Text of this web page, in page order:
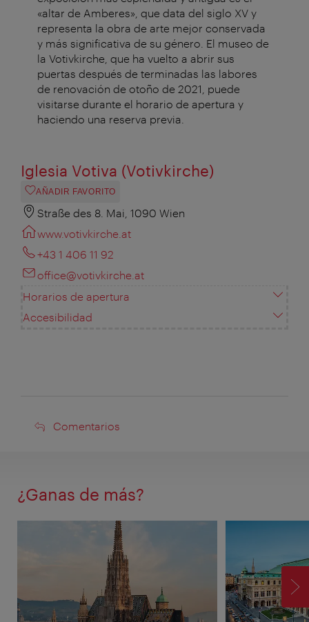
«altar de Amberes», que data del siglo XV y
representa la obra de arte mejor conservada
y más significativa de su género. El museo de
la Votivkirche , que ha vuelto a abrir sus
puertas después de terminadas las labores
de renovación de otoño de 2021, puede
visitarse durante el horario de apertura y
haciendo una reserva previa.
Iglesia Votiva (Votivkirche)
AÑADIR FAVORITO
Straße des 8. Mai, 1090 Wien
www.votivkirche.at
+43 1 406 11 92
office@votivkirche.at
Horarios de apertura
Accesibilidad
Comentarios
Comentarios
¿Ganas de más?